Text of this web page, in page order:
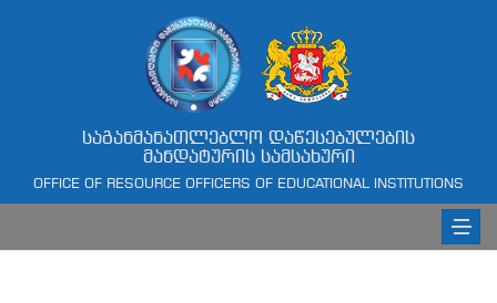
საგანმანათლებლო დაწესებულების
მანდატურის სამსახური
OFFICE OF RESOURCE OFFICERS OF EDUCATIONAL INSTITUTIONS